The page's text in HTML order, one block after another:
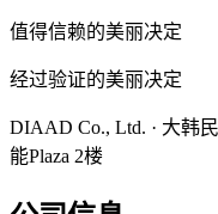
值得信赖的美丽决定
经过验证的美丽决定
DIAAD Co., Ltd. · 大韩
能Plaza 2楼